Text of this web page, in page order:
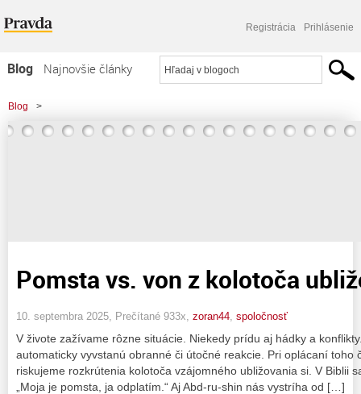
Registrácia Prihlásenie
Blog
Najnovšie články
Najčítanejšie články
Najkomentovanejšie články
Blog >
Pomsta vs. von z kolotoča
10. septembra 2025, Prečítané 933x, zoran44 spoločnosť
V živote zažívame rôzne situácie. Niekedy prídu aj hádky a
automaticky vyvstanú obranné či útočné reakcie. Pri oplácaní toho
riskujeme rozkrútenia kolotoča vzájomného ubližovania si. V Biblii
„Moja je pomsta, ja odplatím.“ Aj Abd-ru-shin nás vystríha od […]